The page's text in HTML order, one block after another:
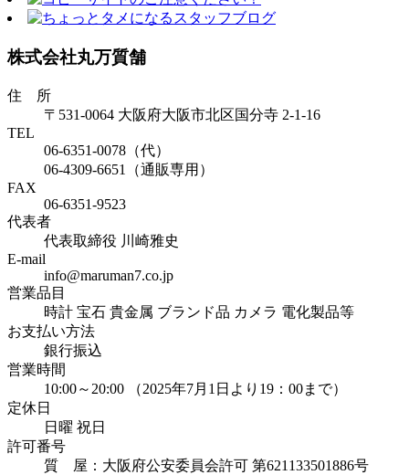
株式会社丸万質舗
住 所
〒531-0064 大阪府大阪市北区国分寺 2-1-16
TEL
06-6351-0078（代）
06-4309-6651（通販専用）
FAX
06-6351-9523
代表者
代表取締役 川崎雅史
E-mail
info@maruman7.co.jp
営業品目
時計 宝石 貴金属 ブランド品 カメラ 電化製品等
お支払い方法
銀行振込
営業時間
10:00～20:00 （2025年7月1日より19：00まで）
定休日
日曜 祝日
許可番号
質 屋：大阪府公安委員会許可 第621133501886号